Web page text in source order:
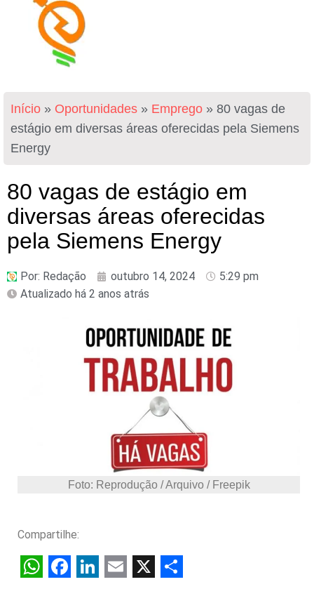
Início » Oportunidades » Emprego » 80 vagas de
estágio em diversas áreas oferecidas pela Siemens
Energy
80 vagas de estágio em
diversas áreas oferecidas
pela Siemens Energy
Por: Redação outubro 14, 2024
5:29 pm
Atualizado há 2 anos atrás
Foto: Reprodução / Arquivo / Freepik
Compartilhe: